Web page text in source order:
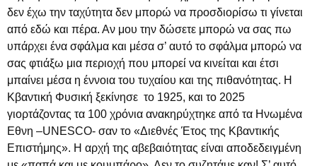
δεν έχω την ταχύτητα δεν μπορώ να προσδιορίσω τι γίνεται
από εδώ και πέρα. Αν μου την δώσετε μπορώ να σας πω
υπάρχει ένα σφάλμα και μέσα σ’ αυτό το σφάλμα μπορώ να
σας φτιάξω μια περιοχή που μπορεί να κινείται και έτσι
μπαίνει μέσα η έννοια του τυχαίου και της πιθανότητας. Η
Κβαντική Φυσική ξεκίνησε το 1925, και το 2025
γιορτάζοντας τα 100 χρόνια ανακηρύχτηκε από τα Ηνωμένα
Εθνη –UNESCO- σαν το «Διεθνές Έτος της Κβαντικής
Επιστήμης». Η αρχή της αβεβαιότητας είναι αποδεδειγμένη